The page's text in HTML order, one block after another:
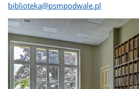
biblioteka@psmpodwale.pl